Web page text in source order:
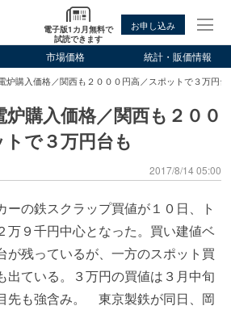
電子版1カ月無料で
試読できます
お申し込み
市場価格 統計・販価情報
炉購入価格／関西も２０００円高／スポットで３万円台
購入価格／関西も２００
で３万円台も
2017/8/14 05:00
の鉄スクラップ買値が１０日、ト
万９千円中心となった。買い建値ベ
が残っているが、一方のスポット買
出ている。３万円の買値は３月中旬
先も強含み。 東京製鉄が同日、岡